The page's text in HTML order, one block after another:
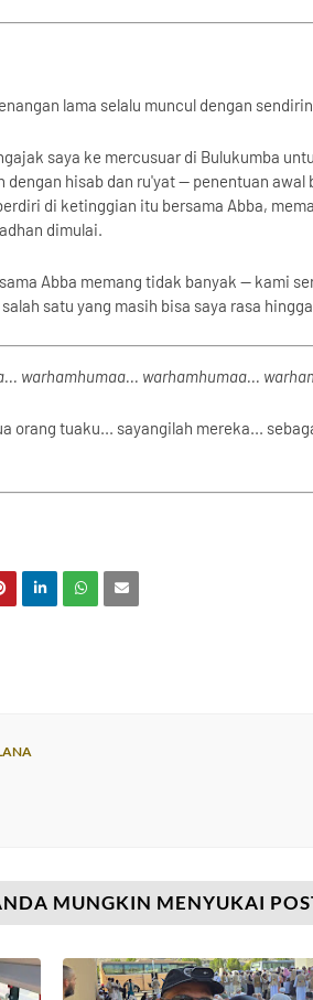
lama selalu muncul dengan
saya ke mercusuar di Bulukumba
hisab dan ru'yat — penentuan
di ketinggian itu bersama Abba,
dimulai.
Abba memang tidak banyak — kami
satu yang masih bisa saya rasa
warhamhumaa... warhamhumaa...
orang tuaku... sayangilah mereka...
MUNGKIN MENYUKAI